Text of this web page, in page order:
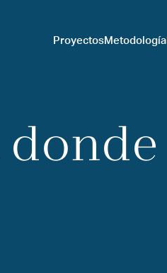
ProyectosMetodología
donde